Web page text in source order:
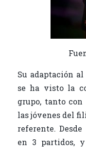
Su adaptación
se ha visto la
grupo, tanto
las jóvenes del
referente.
en 3 partidos,